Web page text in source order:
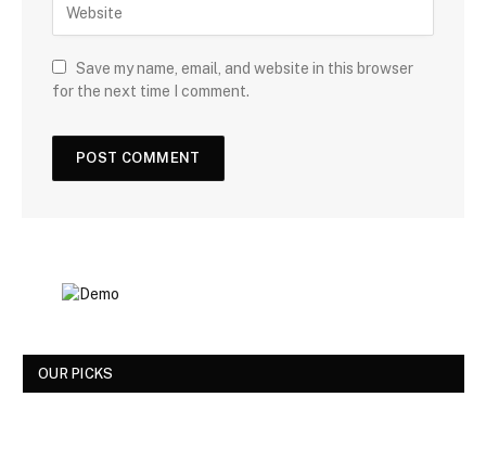
Save my name, email, and website in this browser
for the next time I comment.
OUR PICKS